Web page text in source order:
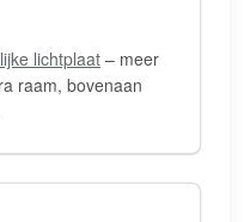
lichtplaat – meer
raam, bovenaan